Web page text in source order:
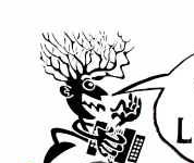
contenu